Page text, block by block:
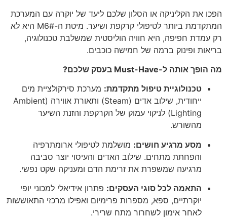
הפכו את הקליניקה או הסלון שלכם ליעד של יוקרה עם המערכת
המתקדמת ביותר לטיפולי קרקפת ושיער. מיטת ה-M6# היא לא
רק עמדת חפיפה, היא חוויה הוליסטית שמשלבת טכנולוגיה,
בריאות ופינוק ברמה של חמישה כוכבים.
מה הופך אותה ל-Must-Have בעסק שלכם?
טכנולוגיית טיפול מתקדמת: מערכת סירקולציית מים
ייחודית, שילוב אדים (Steam) ותאורת אווירה (Ambient
Lighting) לניקוי עמוק של הקרקפת והזנת השיער
מהשורש.
מסע מרגיע חושים: מושלמת לטיפולי ארומתרפיה
והפחתת מתחים. שילוב האדים והעיסוי יוצר סביבה
מרגיעה שמשפרת את זרימת הדם ומעניקה שקט נפשי.
התאמה לכל סוגי העסקים: פתרון אידיאלי למכוני יופי
יוקרתיים, ספא, מספרות פרימיום ואפילו מרכזי התאוששות
לאחר אימון לשחרור מתח שרירי.